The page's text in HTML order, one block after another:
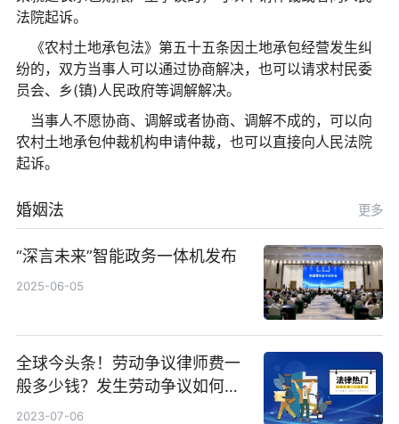
法院起诉。
《农村土地承包法》第五十五条因土地承包经营发生纠
纷的，双方当事人可以通过协商解决，也可以请求村民委
员会、乡(镇)人民政府等调解解决。
当事人不愿协商、调解或者协商、调解不成的，可以向
农村土地承包仲裁机构申请仲裁，也可以直接向人民法院
起诉。
婚姻法 更多
“深言未来”智能政务一体机发布
2025-06-05
全球今头条！劳动争议律师费一
般多少钱？发生劳动争议如何算
工资？
2023-07-06